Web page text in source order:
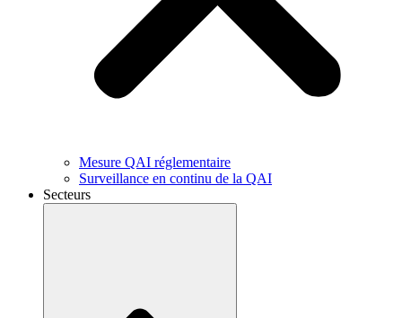
Mesure QAI réglementaire
Surveillance en continu de la QAI
Secteurs